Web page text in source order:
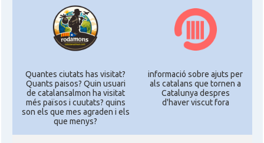
Quantes ciutats has visitat?
Quants paisos? Quin usuari
de catalansalmon ha visitat
més països i cuutats? quins
son els que mes agraden i els
que menys?
informació sobre ajuts per
als catalans que tornen a
Catalunya despres
d'haver viscut fora